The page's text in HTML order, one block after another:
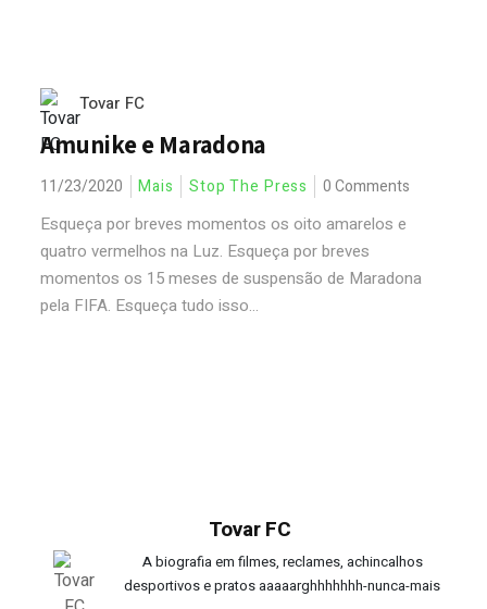
Tovar FC
Amunike e Maradona
11/23/2020 Mais Stop The Press 0 Comments
Esqueça por breves momentos os oito amarelos e
quatro vermelhos na Luz. Esqueça por breves
momentos os 15 meses de suspensão de Maradona
pela FIFA. Esqueça tudo isso...
Tovar FC
A biografia em filmes, reclames, achincalhos
desportivos e pratos aaaaarghhhhhhh-nunca-mais